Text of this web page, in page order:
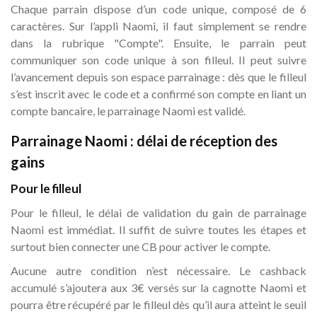
Chaque parrain dispose d’un code unique, composé de 6
caractères. Sur l’appli Naomi, il faut simplement se rendre
dans la rubrique "Compte". Ensuite, le parrain peut
communiquer son code unique à son filleul. Il peut suivre
l’avancement depuis son espace parrainage : dès que le filleul
s’est inscrit avec le code et a confirmé son compte en liant un
compte bancaire, le parrainage Naomi est validé.
Parrainage Naomi : délai de réception des
gains
Pour le filleul
Pour le filleul, le délai de validation du gain de parrainage
Naomi est immédiat. Il suffit de suivre toutes les étapes et
surtout bien connecter une CB pour activer le compte.
Aucune autre condition n’est nécessaire. Le cashback
accumulé s’ajoutera aux 3€ versés sur la cagnotte Naomi et
pourra être récupéré par le filleul dès qu’il aura atteint le seuil